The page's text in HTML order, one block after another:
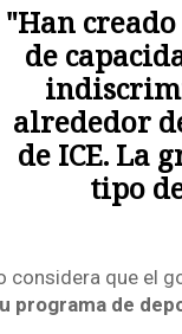
"Han
de
alrededor
de ICE. La
tipo
considera que el
programa de